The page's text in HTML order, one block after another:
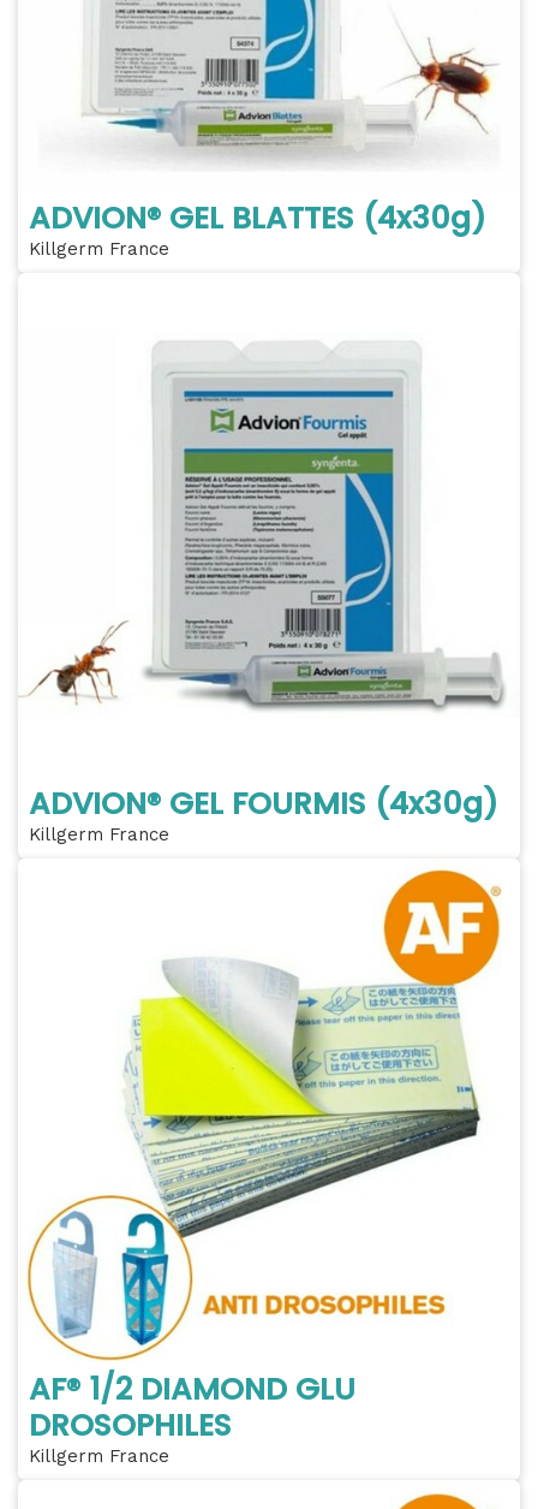
ADVION® GEL BLATTES (4x30g)
Killgerm France
ADVION® GEL FOURMIS (4x30g)
Killgerm France
AF® 1/2 DIAMOND GLU
DROSOPHILES
Killgerm France